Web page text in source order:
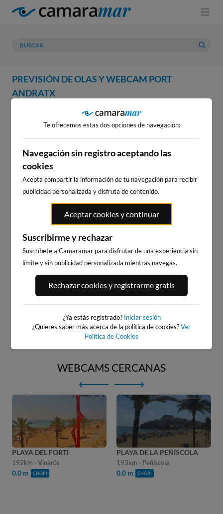
PREVISIÓN DE OLAS Y WEBCAM PORT
ANDRATX
PREVISIÓN METEOROLOGÍA
WEBCAM PORT ANDRATX
WEBCAMS CERCANAS
PLAYA DEL FORTI
192km · Vinarós
0.0 m CHOPI
PLAYA DE LA PEÑÍSCOLA
193km · Peñíscola
0.0 m CHOPI
Te ofrecemos estas dos opciones de navegación:
Navegación sin registro aceptando las
cookies
Acepta compartir la información de tu navegación para recibir
publicidad personalizada y disfruta de contenido.
Aceptar cookies y continuar
Suscribirme y rechazar
Suscríbete a Camaramar para disfrutar de una experiencia sin
límite y sin publicidad personalizada mientras navegas.
Rechazar cookies y registrarme gratis
¿Ya estás registrado? Iniciar sesión
¿Quieres saber más acerca de la política de cookies?Ver
Política de Cookies